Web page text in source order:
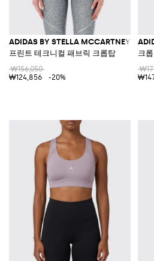
ADIDAS BY STELLA MCCARTNEY
프린트 테크니컬 패브릭 크롭탑
₩156,050
₩124,856
-20%
크